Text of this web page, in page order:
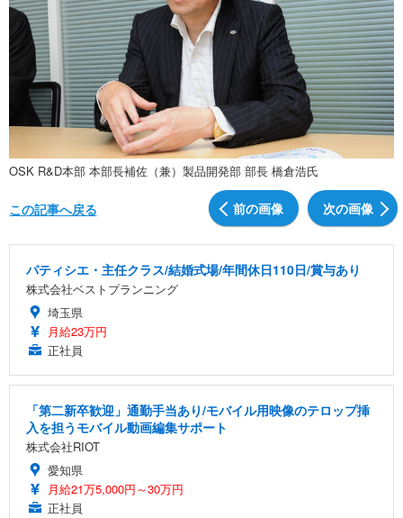
OSK R&D本部 本部長補佐（兼）製品開発部 部長 橋倉浩氏
前の画像 次の画像
この記事へ戻る
パティシエ・主任クラス/結婚式場/年間休日110日/賞与あり
株式会社ベストプランニング
埼玉県
月給23万円
正社員
「第二新卒歓迎」通勤手当あり/モバイル用映像のテロップ挿
入を担うモバイル動画編集サポート
株式会社RIOT
愛知県
月給21万5,000円～30万円
正社員